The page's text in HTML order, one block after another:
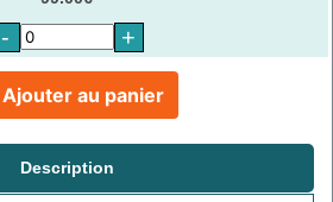
- +
Ajouter au panier
Description